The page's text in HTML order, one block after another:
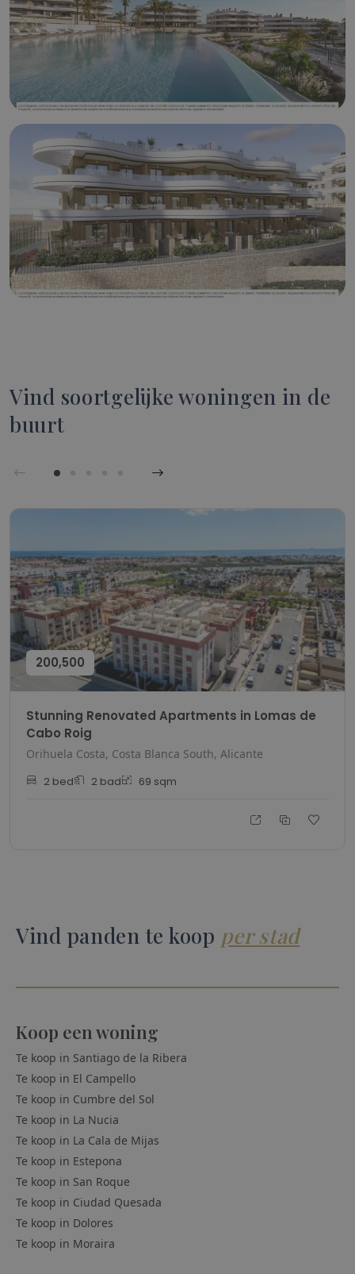
Vind soortgelijke woningen in de
buurt
200,500
Stunning Renovated Apartments in Lomas de
Cabo Roig
Orihuela Costa, Costa Blanca South, Alicante
2 bed 2 bad 69 sqm
Vind panden te koop per stad
Koop een woning
Te koop in Santiago de la Ribera
Te koop in El Campello
Te koop in Cumbre del Sol
Te koop in La Nucia
Te koop in La Cala de Mijas
Te koop in Estepona
Te koop in San Roque
Te koop in Ciudad Quesada
Te koop in Dolores
Te koop in Moraira